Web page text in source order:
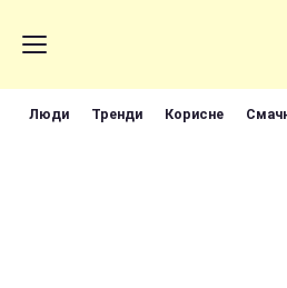
Люди Тренди Корисне